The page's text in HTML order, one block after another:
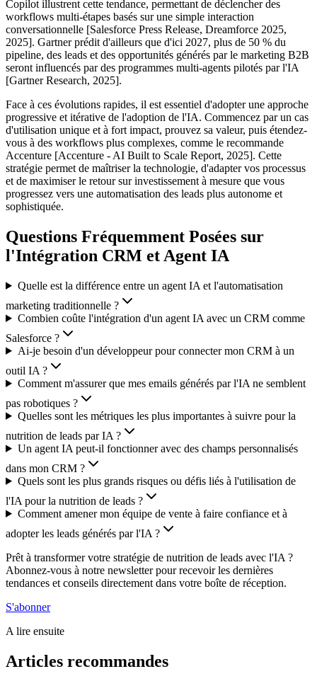
Copilot illustrent cette tendance, permettant de déclencher des
workflows multi-étapes basés sur une simple interaction
conversationnelle [Salesforce Press Release, Dreamforce 2025,
2025]. Gartner prédit d'ailleurs que d'ici 2027, plus de 50 % du
pipeline, des leads et des opportunités générés par le marketing B2B
seront influencés par des programmes multi-agents pilotés par l'IA
[Gartner Research, 2025].
Face à ces évolutions rapides, il est essentiel d'adopter une approche
progressive et itérative de l'adoption de l'IA. Commencez par un cas
d'utilisation unique et à fort impact, prouvez sa valeur, puis étendez-
vous à des workflows plus complexes, comme le recommande
Accenture [Accenture - AI Built to Scale Report, 2025]. Cette
stratégie permet de maîtriser la technologie, d'adapter vos processus
et de maximiser le retour sur investissement à mesure que vous
progressez vers une automatisation des leads plus autonome et
sophistiquée.
Questions Fréquemment Posées sur
l'Intégration CRM et Agent IA
Quelle est la différence entre un agent IA et l'automatisation
marketing traditionnelle ?
Combien coûte l'intégration d'un agent IA avec un CRM comme
Salesforce ?
Ai-je besoin d'un développeur pour connecter mon CRM à un
outil IA ?
Comment m'assurer que mes emails générés par l'IA ne semblent
pas robotiques ?
Quelles sont les métriques les plus importantes à suivre pour la
nutrition de leads par IA ?
Un agent IA peut-il fonctionner avec des champs personnalisés
dans mon CRM ?
Quels sont les plus grands risques ou défis liés à l'utilisation de
l'IA pour la nutrition de leads ?
Comment amener mon équipe de vente à faire confiance et à
adopter les leads générés par l'IA ?
Prêt à transformer votre stratégie de nutrition de leads avec l'IA ?
Abonnez-vous à notre newsletter pour recevoir les dernières
tendances et conseils directement dans votre boîte de réception.
S'abonner
A lire ensuite
Articles recommandes